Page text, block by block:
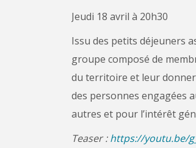
Jeudi 18 avril à 20h30
Issu des petits déjeuners
groupe composé de
du territoire et leur
des personnes engagées
autres et pour l’intérêt
Teaser :https://youtu.be/